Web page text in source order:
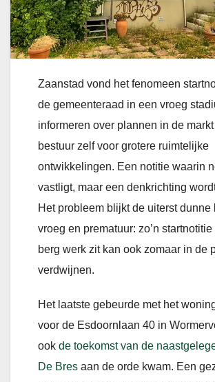
Zaanstad vond het fenomeen
de gemeenteraad in een vroeg
informeren over plannen in de
bestuur zelf voor grotere ruimtelijke
ontwikkelingen. Een notitie waarin
vastligt, maar een denkrichting
Het probleem blijkt de uiterst dunne
vroeg en prematuur: zo’n
berg werk zit kan ook zomaar in de
verdwijnen.
Het laatste gebeurde met het
voor de Esdoornlaan 40 in
ook de toekomst van de
De Bres aan de orde kwam. Een